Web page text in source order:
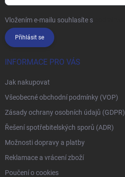
Vložením e-mailu souhlasíte s
Přihlásit se
INFORMACE PRO VÁS
Jak nakupovat
Všeobecné obchodní podmínky (VOP)
Zásady ochrany osobních údajů (GDPR)
Řešení spotřebitelských sporů (ADR)
Možnosti dopravy a platby
Reklamace a vrácení zboží
Poučení o cookies